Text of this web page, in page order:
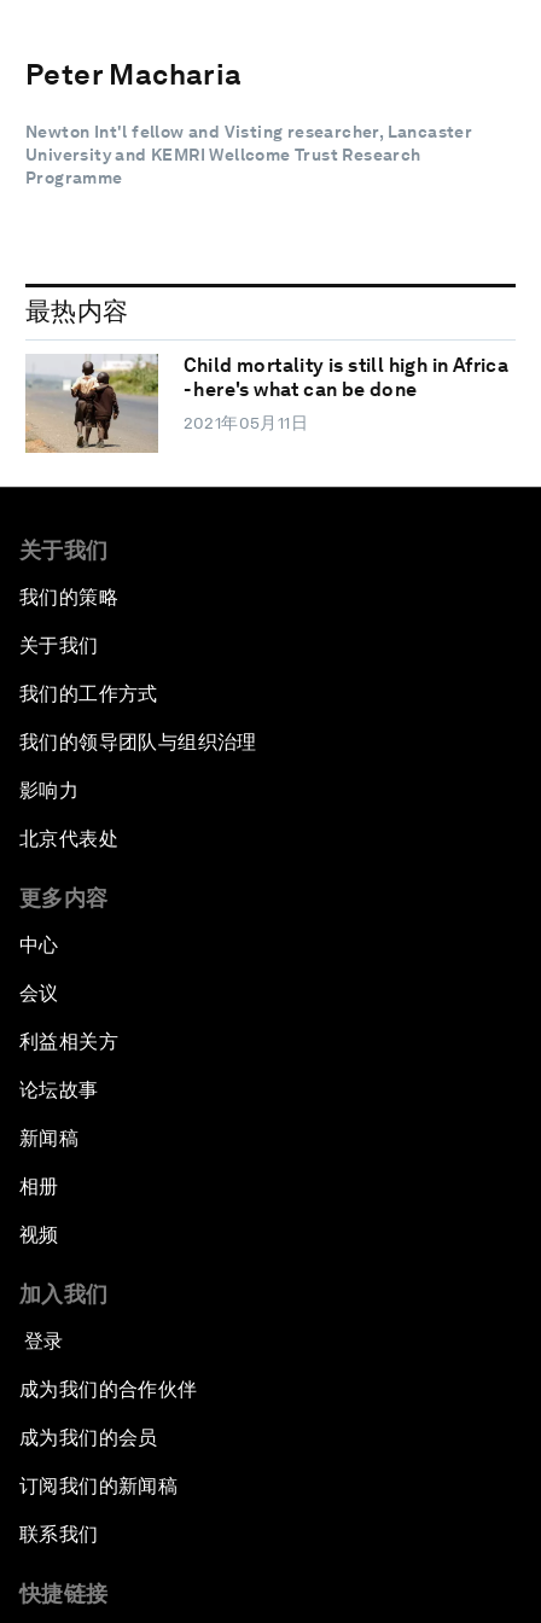
Peter Macharia
Newton Int'l fellow and Visting researcher, Lancaster
University and KEMRI Wellcome Trust Research
Programme
最热内容
Child mortality is still high in Africa
- here's what can be done
2021年05月11日
关于我们
我们的策略
关于我们
我们的工作方式
我们的领导团队与组织治理
影响力
北京代表处
更多内容
中心
会议
利益相关方
论坛故事
新闻稿
相册
视频
加入我们
登录
成为我们的合作伙伴
成为我们的会员
订阅我们的新闻稿
联系我们
快捷链接